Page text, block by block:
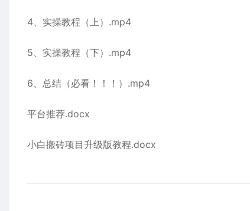
4、实操教程（上）.mp4
5、实操教程（下）.mp4
6、总结（必看！！！）.mp4
平台推荐.docx
小白搬砖项目升级版教程.docx